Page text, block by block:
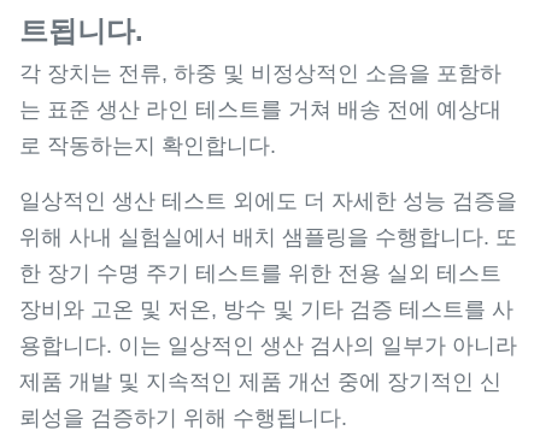
트됩니다.
각 장치는 전류, 하중 및 비정상적인 소음을 포함하
는 표준 생산 라인 테스트를 거쳐 배송 전에 예상대
로 작동하는지 확인합니다.
일상적인 생산 테스트 외에도 더 자세한 성능 검증을
위해 사내 실험실에서 배치 샘플링을 수행합니다. 또
한 장기 수명 주기 테스트를 위한 전용 실외 테스트
장비와 고온 및 저온, 방수 및 기타 검증 테스트를 사
용합니다. 이는 일상적인 생산 검사의 일부가 아니라
제품 개발 및 지속적인 제품 개선 중에 장기적인 신
뢰성을 검증하기 위해 수행됩니다.